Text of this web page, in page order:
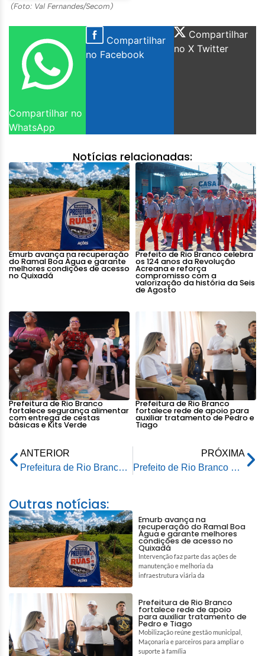
(Foto: Val Fernandes/Secom)
Compartilhar no
WhatsApp
Compartilhar
no Facebook
Compartilhar
no X Twitter
Notícias relacionadas:
Emurb avança na recuperação
do Ramal Boa Água e garante
melhores condições de acesso
no Quixadá
Prefeito de Rio Branco celebra
os 124 anos da Revolução
Acreana e reforça
compromisso com a
valorização da história da Seis
de Agosto
Prefeitura de Rio Branco
fortalece segurança alimentar
com entrega de cestas
básicas e Kits Verde
Prefeitura de Rio Branco
fortalece rede de apoio para
auxiliar tratamento de Pedro e
Tiago
ANTERIOR
Prefeitura de Rio Branco promove ação pelo Dia das Crianças com diversão e integração com a natureza no Parque Chico Mendes
PRÓXIMA
Prefeito de Rio Branco e centenas de fiéis celebraram na procissão a fé e a tradição no Círio de Nazaré na capital acreana
Outras notícias:
Emurb avança na
recuperação do Ramal Boa
Água e garante melhores
condições de acesso no
Quixadá
Intervenção faz parte das ações de
manutenção e melhoria da
infraestrutura viária da
Prefeitura de Rio Branco
fortalece rede de apoio
para auxiliar tratamento de
Pedro e Tiago
Mobilização reúne gestão municipal,
Maçonaria e parceiros para ampliar o
suporte à família